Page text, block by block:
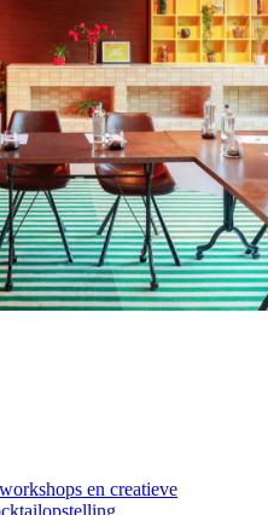
en creatieve